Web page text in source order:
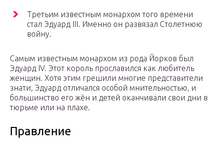
Третьим известным монархом того времени
стал Эдуард III. Именно он развязал Столетнюю
войну.
Самым известным монархом из рода Йорков был
Эдуард IV. Этот король прославился как любитель
женщин. Хотя этим грешили многие представители
знати, Эдуард отличался особой мнительностью, и
большинство его жён и детей оканчивали свои дни в
тюрьме или на плахе.
Правление